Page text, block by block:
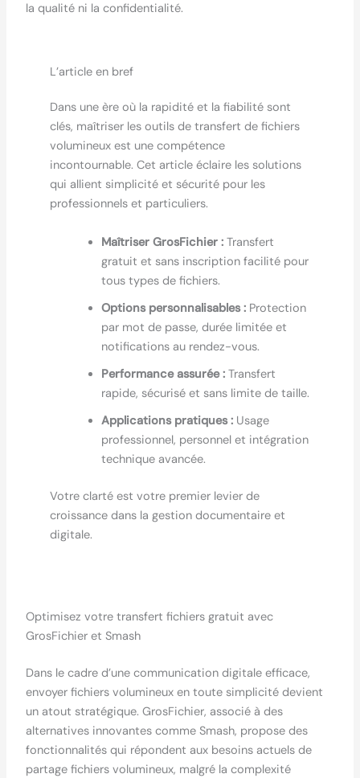
la qualité ni la confidentialité.
L’article en bref
Dans une ère où la rapidité et la fiabilité sont
clés, maîtriser les outils de transfert de fichiers
volumineux est une compétence
incontournable. Cet article éclaire les solutions
qui allient simplicité et sécurité pour les
professionnels et particuliers.
Maîtriser GrosFichier :Transfert
gratuit et sans inscription facilité pour
tous types de fichiers.
Options personnalisables :Protection
par mot de passe, durée limitée et
notifications au rendez-vous.
Performance assurée :Transfert
rapide, sécurisé et sans limite de taille.
Applications pratiques :Usage
professionnel, personnel et intégration
technique avancée.
Votre clarté est votre premier levier de
croissance dans la gestion documentaire et
digitale.
Optimisez votre transfert fichiers gratuit avec
GrosFichier et Smash
Dans le cadre d’une communication digitale efficace,
envoyer fichiers volumineux en toute simplicité devient
un atout stratégique. GrosFichier, associé à des
alternatives innovantes comme Smash, propose des
fonctionnalités qui répondent aux besoins actuels de
partage fichiers volumineux, malgré la complexité